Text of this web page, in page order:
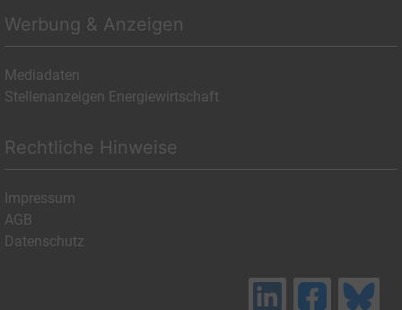
Werbung & Anzeigen
Mediadaten
Stellenanzeigen Energiewirtschaft
Rechtliche Hinweise
Impressum
AGB
Datenschutz